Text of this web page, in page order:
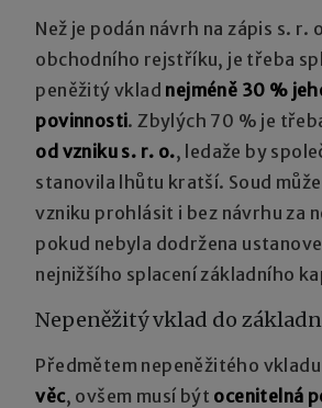
Než je podán návrh na zápis s. r.
obchodního rejstříku, je třeba
peněžitý vklad nejméně 30 %
povinnosti. Zbylých 70 % je
od vzniku s. r. o., ledaže by
stanovila lhůtu kratší. Soud
vzniku prohlásit i bez návrhu za
pokud nebyla dodržena
nejnižšího splacení základního
Nepeněžitý vklad do
Předmětem nepeněžitého vkladu
věc, ovšem musí být ocenitelná